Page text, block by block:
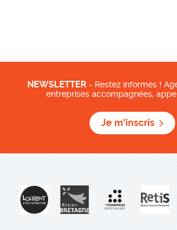
NEWSLETTER - Restez informés !
entreprises accompagnées,
Je m'inscris